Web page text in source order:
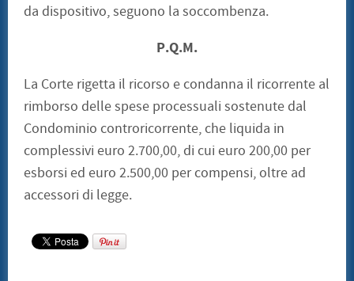
da dispositivo, seguono la soccombenza.
P.Q.M.
La Corte rigetta il ricorso e condanna il ricorrente al
rimborso delle spese processuali sostenute dal
Condominio controricorrente, che liquida in
complessivi euro 2.700,00, di cui euro 200,00 per
esborsi ed euro 2.500,00 per compensi, oltre ad
accessori di legge.